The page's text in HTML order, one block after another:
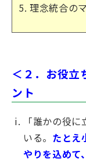
理念統合の
＜２．お役立
ント
「誰かの役
いる。 たとえ
やりを込めて